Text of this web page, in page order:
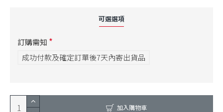
可選選項
訂購需知
成功付款及確定訂單後7天內寄出貨品
加入購物車